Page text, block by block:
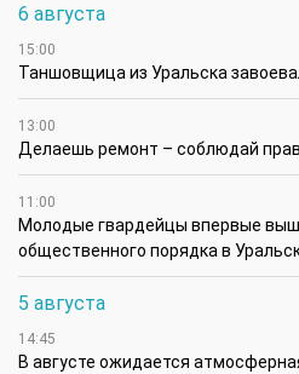
6 августа
15:00
Таншовщица из Уральска
13:00
Делаешь ремонт – соблюдай
11:00
Молодые гвардейцы впервые
общественного порядка в
5 августа
14:45
В августе ожидается